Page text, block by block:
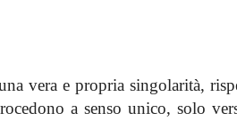
vera e propria singolarità,
a senso unico, solo